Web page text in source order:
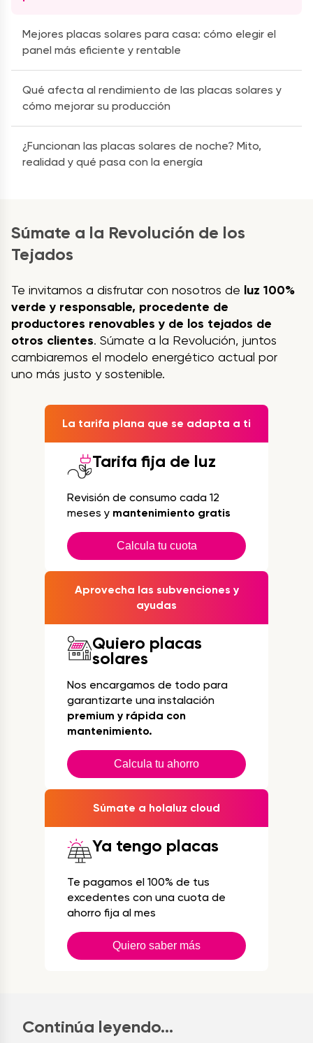
Mejores placas solares para casa: cómo elegir el
panel más eficiente y rentable
Qué afecta al rendimiento de las placas solares y
cómo mejorar su producción
¿Funcionan las placas solares de noche? Mito,
realidad y qué pasa con la energía
Súmate a la Revolución de los
Tejados
Te invitamos a disfrutar con nosotros de luz 100%
verde y responsable, procedente de
productores renovables y de los tejados de
otros clientes. Súmate a la Revolución, juntos
cambiaremos el modelo energético actual por
uno más justo y sostenible.
La tarifa plana que se adapta a ti
Tarifa fija de luz
Revisión de consumo cada 12
meses y mantenimiento gratis
Calcula tu cuota
Aprovecha las subvenciones y
ayudas
Quiero placas
solares
Nos encargamos de todo para
garantizarte una instalación
premium y rápida con
mantenimiento.
Calcula tu ahorro
Súmate a holaluz cloud
Ya tengo placas
Te pagamos el 100% de tus
excedentes con una cuota de
ahorro fija al mes
Quiero saber más
Continúa leyendo...